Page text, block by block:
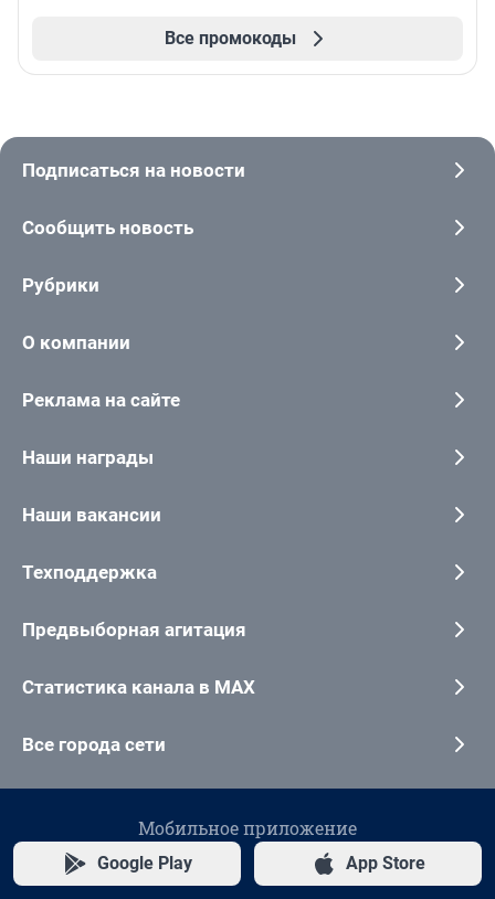
Все промокоды
Подписаться на новости
Сообщить новость
Рубрики
О компании
Реклама на сайте
Наши награды
Наши вакансии
Техподдержка
Предвыборная агитация
Статистика канала в MAX
Все города сети
Мобильное приложение
Google Play App Store